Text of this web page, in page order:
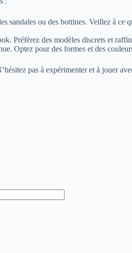
sandales ou des bottines. Veillez à ce
Préférez des modèles discrets et
Optez pour des formes et des
pas à expérimenter et à jouer